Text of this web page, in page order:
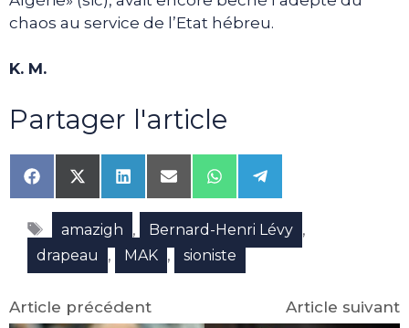
chaos au service de l’Etat hébreu.
K. M.
Partager l'article
Share
on
Facebook
Share
on
X
(Twitter)
Share
on
LinkedIn
Share
on
Email
Share
on
WhatsApp
Share
on
Telegram
Étiquettes
amazigh , Bernard-Henri Lévy ,
drapeau , MAK , sioniste
Article précédent Article suivant